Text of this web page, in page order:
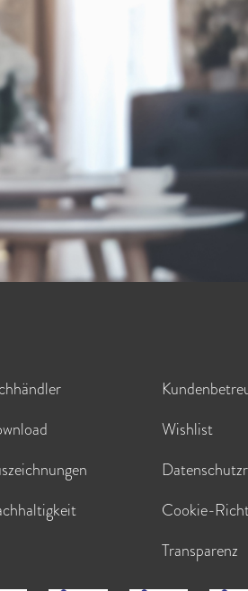
Wishlist
Cookie-
Transparenz